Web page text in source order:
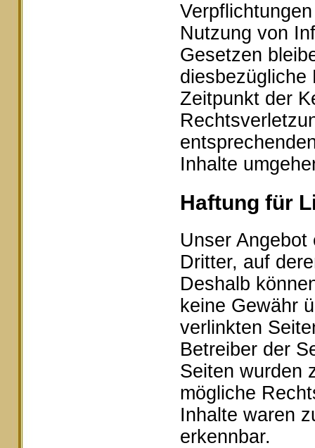
Nutzung von
Gesetzen
diesbezügliche
Zeitpunkt der
Inhalte
Haftung für
Unser
Dritter, auf
Deshalb
keine Gewähr
verlinkten
Betreiber der
Seiten wurden
mögliche
Inhalte waren
erkennbar.